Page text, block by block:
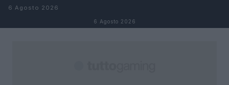
Salta al contenuto
6 Agosto 2026
6 Agosto 2026